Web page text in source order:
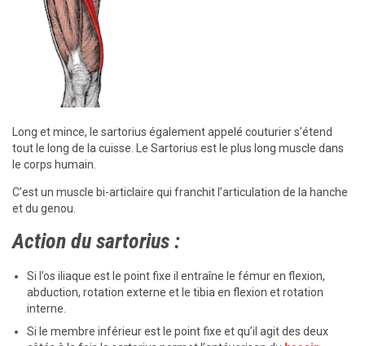
Long et mince, le sartorius également appelé couturier s’étend
tout le long de la cuisse. Le Sartorius est le plus long muscle dans
le corps humain.
C’est un muscle bi-articlaire qui franchit l’articulation de la hanche
et du genou.
Action du sartorius :
Si l’os iliaque est le point fixe il entraîne le fémur en flexion,
abduction, rotation externe et le tibia en flexion et rotation
interne.
Si le membre inférieur est le point fixe et qu’il agit des deux